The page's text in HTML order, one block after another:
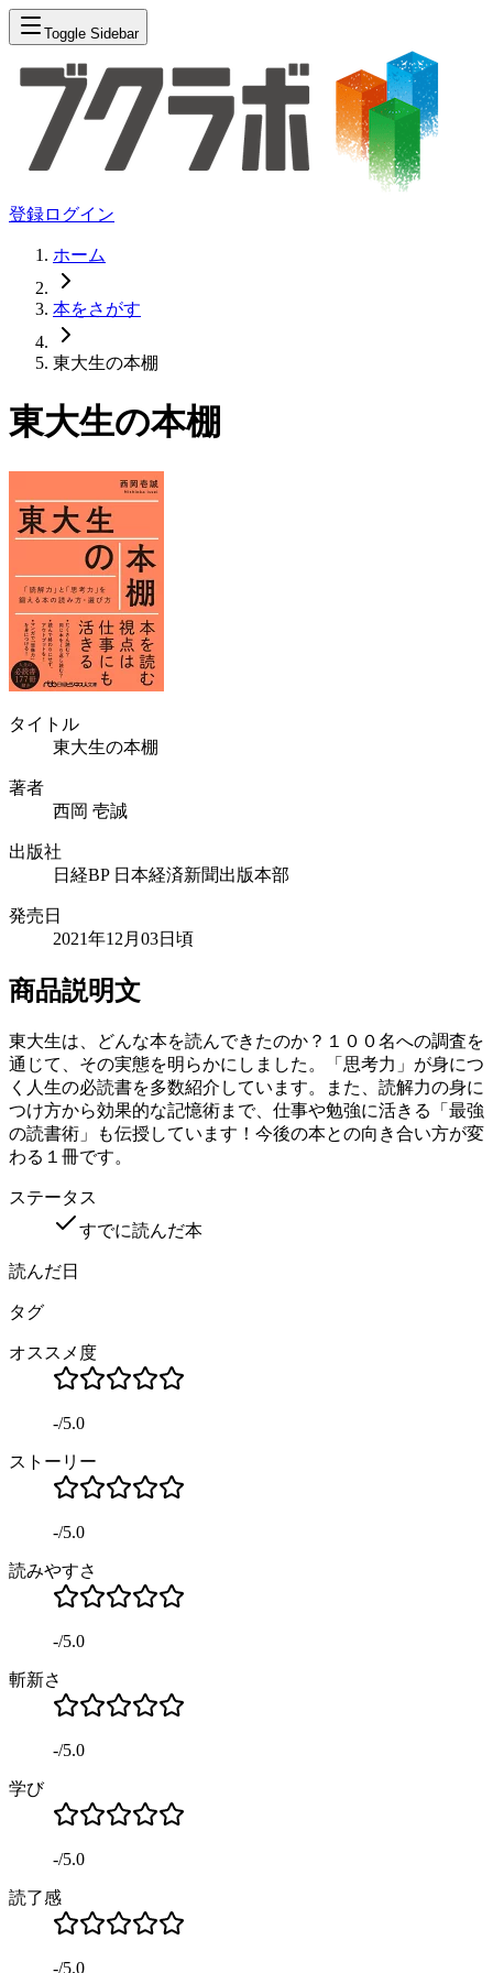
Toggle Sidebar
登録ログイン
ホーム
本をさがす
東大生の本棚
東大生の本棚
タイトル
東大生の本棚
著者
西岡 壱誠
出版社
日経BP 日本経済新聞出版本部
発売日
2021年12月03日頃
商品説明文
東大生は、どんな本を読んできたのか？１００名への調査を
通じて、その実態を明らかにしました。「思考力」が身につ
く人生の必読書を多数紹介しています。また、読解力の身に
つけ方から効果的な記憶術まで、仕事や勉強に活きる「最強
の読書術」も伝授しています！今後の本との向き合い方が変
わる１冊です。
ステータス
すでに読んだ本
読んだ日
タグ
オススメ度
-/5.0
ストーリー
-/5.0
読みやすさ
-/5.0
斬新さ
-/5.0
学び
-/5.0
読了感
-/5.0